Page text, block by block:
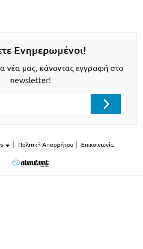
Ενημερωμένοι!
νέα μας, κάνοντας εγγραφή στο
newsletter!
Πολιτική Απορρήτου Επικοινωνία